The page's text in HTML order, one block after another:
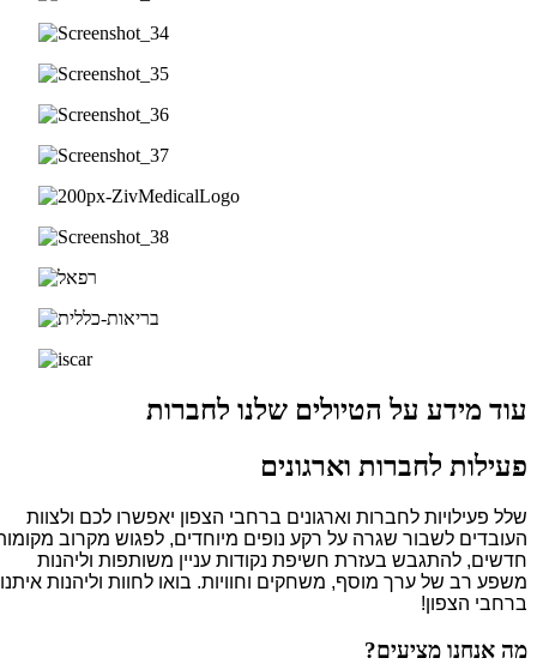
עוד מידע על הטיולים שלנו לחברות
פעילות לחברות וארגונים
שלל פעילויות לחברות וארגונים ברחבי הצפון יאפשרו לכם ולצוות
העובדים לשבור שגרה על רקע נופים מיוחדים, לפגוש מקרוב מקומות
חדשים, להתגבש בעזרת חשיפת נקודות עניין משותפות וליהנות
משפע רב של ערך מוסף, משחקים וחוויות. בואו לחוות וליהנות איתנו
ברחבי הצפון!
מה אנחנו מציעים?